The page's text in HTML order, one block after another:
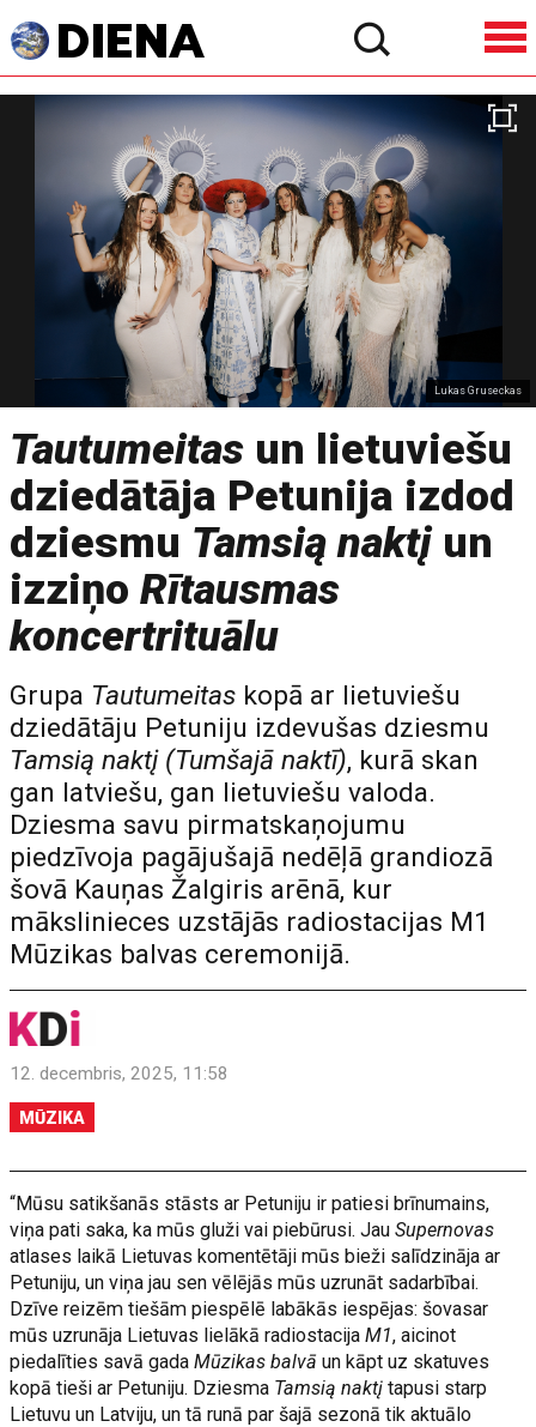
Lukas Gruseckas
Tautumeitas un lietuviešu
dziedātāja Petunija izdod
dziesmu Tamsią naktįun
izziņoRītausmas
koncertrituālu
Grupa Tautumeitas kopā ar lietuviešu
dziedātāju Petuniju izdevušas dziesmu
Tamsią naktį (Tumšajā naktī), kurā skan
gan latviešu, gan lietuviešu valoda.
Dziesma savu pirmatskaņojumu
piedzīvoja pagājušajā nedēļā grandiozā
šovā Kauņas Žalgiris arēnā, kur
mākslinieces uzstājās radiostacijas M1
Mūzikas balvas ceremonijā.
12. decembris, 2025, 11:58
MŪZIKA
“Mūsu satikšanās stāsts ar Petuniju ir patiesi brīnumains,
viņa pati saka, ka mūs gluži vai piebūrusi. JauSupernovas
atlases laikā Lietuvas komentētāji mūs bieži salīdzināja ar
Petuniju, un viņa jau sen vēlējās mūs uzrunāt sadarbībai.
Dzīve reizēm tiešām piespēlē labākās iespējas: šovasar
mūs uzrunāja Lietuvas lielākā radiostacija M1, aicinot
piedalīties savā gadaMūzikas balvāun kāpt uz skatuves
kopā tieši ar Petuniju. Dziesma Tamsią naktįtapusi starp
Lietuvu un Latviju, un tā runā par šajā sezonā tik aktuālo